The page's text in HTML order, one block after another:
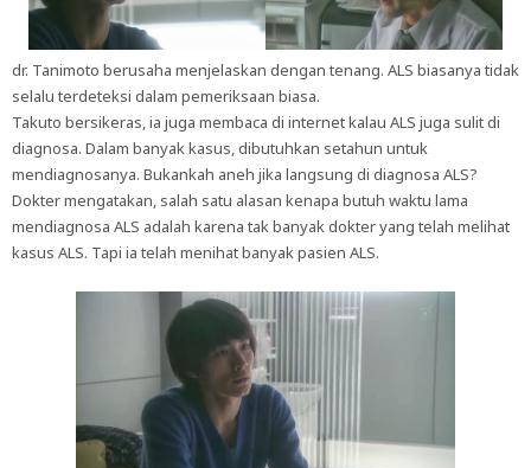
dr. Tanimoto berusaha menjelaskan dengan tenang. ALS biasanya tidak
selalu terdeteksi dalam pemeriksaan biasa.
Takuto bersikeras, ia juga membaca di internet kalau ALS juga sulit di
diagnosa. Dalam banyak kasus, dibutuhkan setahun untuk
mendiagnosanya. Bukankah aneh jika langsung di diagnosa ALS?
Dokter mengatakan, salah satu alasan kenapa butuh waktu lama
mendiagnosa ALS adalah karena tak banyak dokter yang telah melihat
kasus ALS. Tapi ia telah menihat banyak pasien ALS.